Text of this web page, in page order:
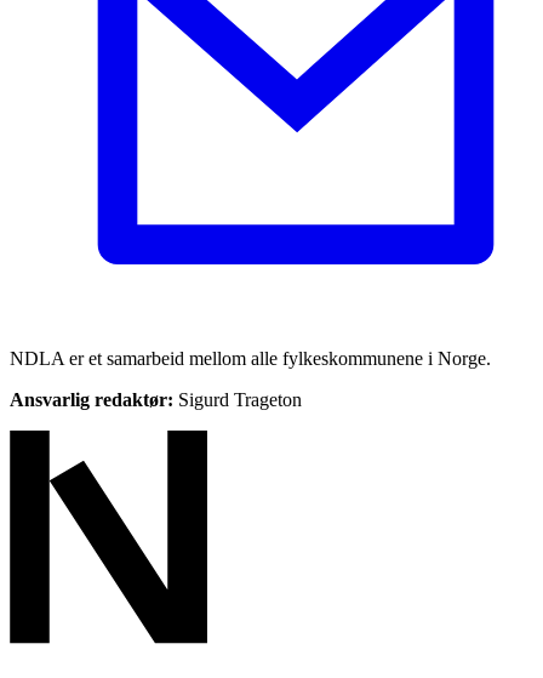
NDLA er et samarbeid mellom alle fylkeskommunene i Norge.
Ansvarlig redaktør: Sigurd Trageton